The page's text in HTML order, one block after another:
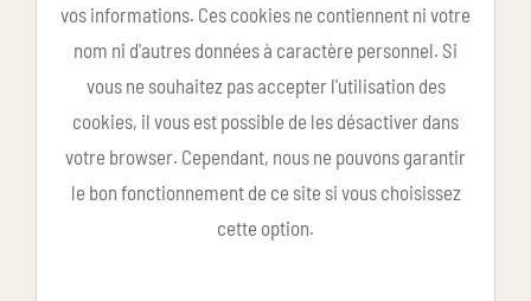
vos informations. Ces cookies ne contiennent ni votre
nom ni d'autres données à caractère personnel. Si
vous ne souhaitez pas accepter l'utilisation des
cookies, il vous est possible de les désactiver dans
votre browser. Cependant, nous ne pouvons garantir
le bon fonctionnement de ce site si vous choisissez
cette option.